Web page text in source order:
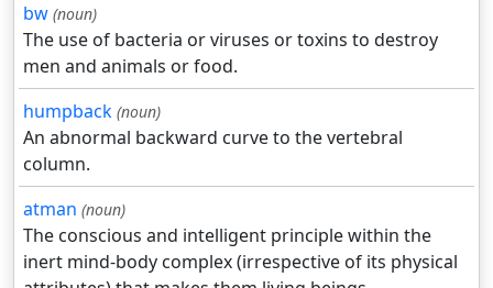
bw (noun)
The use of bacteria or viruses or toxins to destroy
men and animals or food.
humpback (noun)
An abnormal backward curve to the vertebral
column.
atman (noun)
The conscious and intelligent principle within the
inert mind-body complex (irrespective of its physical